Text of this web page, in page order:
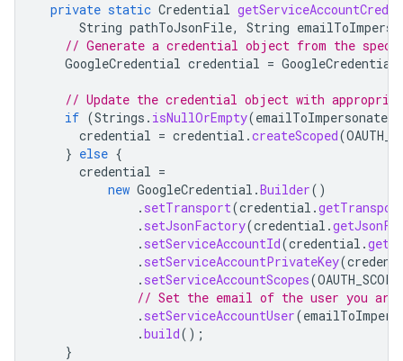
private static Credential
String pathToJsonFile, String
// Generate a credential object from the
GoogleCredential credential = GoogleCredential
// Update the credential object with
if (Strings . isNullOrEmpty(emailToImpersonate
credential = credential .createScoped(
} else {
credential =
new GoogleCredential .Builder()
. setTransport(credential .
. setJsonFactory(credential .
. setServiceAccountId(credential .
. setServiceAccountPrivateKey(
. setServiceAccountScopes(
// Set the email of the user you
. setServiceAccountUser(
.build();
}